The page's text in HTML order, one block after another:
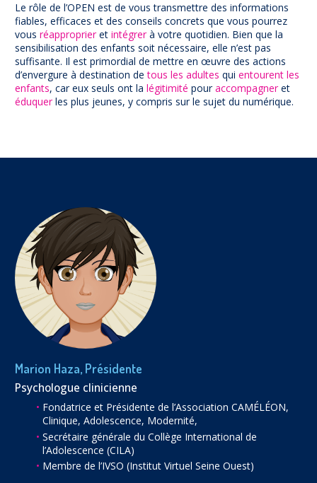
Le rôle de l’OPEN est de vous transmettre des informations
fiables, efficaces et des conseils concrets que vous pourrez
vous réapproprier et intégrer à votre quotidien. Bien que la
sensibilisation des enfants soit nécessaire, elle n’est pas
suffisante. Il est primordial de mettre en œuvre des actions
d’envergure à destination detous les adultes qui entourent les
enfants, car eux seuls ont la légitimité pouraccompagner et
éduquer les plus jeunes, y compris sur le sujet du numérique.
Marion Haza, Présidente
Psychologue clinicienne
Fondatrice et Présidente de l’Association CAMÉLÉON,
Clinique, Adolescence, Modernité,
Secrétaire générale du Collège International de
l’Adolescence (CILA)
Membre de l’IVSO (Institut Virtuel Seine Ouest)